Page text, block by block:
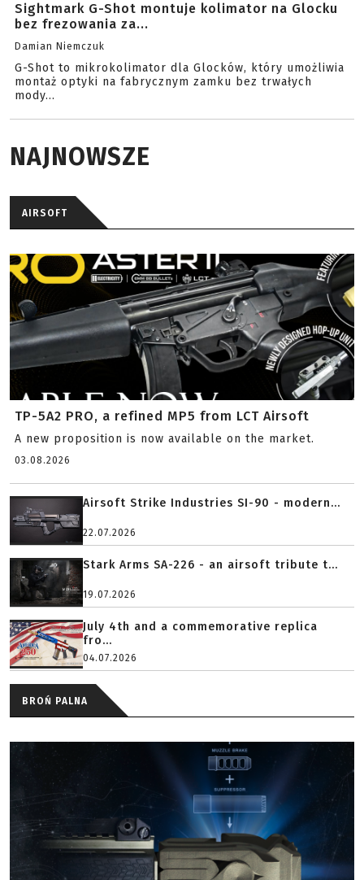
Sightmark G-Shot montuje kolimator na Glocku
bez frezowania za...
Damian Niemczuk
G-Shot to mikrokolimator dla Glocków, który umożliwia
montaż optyki na fabrycznym zamku bez trwałych
mody...
NAJNOWSZE
AIRSOFT
TP-5A2 PRO, a refined MP5 from LCT Airsoft
A new proposition is now available on the market.
03.08.2026
Airsoft Strike Industries SI-90 - modern...
22.07.2026
Stark Arms SA-226 - an airsoft tribute t...
19.07.2026
July 4th and a commemorative replica
fro...
04.07.2026
BROŃ PALNA